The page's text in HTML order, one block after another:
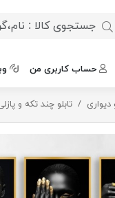
حساب کاربری من
دیواری تابلو چند تکه و